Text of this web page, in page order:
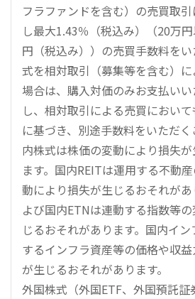
フラファンドを含む）の売買取
し最大1.43％（税込み）（20万
円（税込み））の売買手数料を
式を相対取引（募集等を含む）
場合は、購入対価のみお支払い
し、相対取引による売買におい
に基づき、別途手数料をいただ
内株式は株価の変動により損失
ます。国内REITは運用する不動
動により損失が生じるおそれが
よび国内ETNは連動する指数等
じるおそれがあります。国内イ
するインフラ資産等の価格や収
が生じるおそれがあります。
外国株式（外国ETF、外国預託